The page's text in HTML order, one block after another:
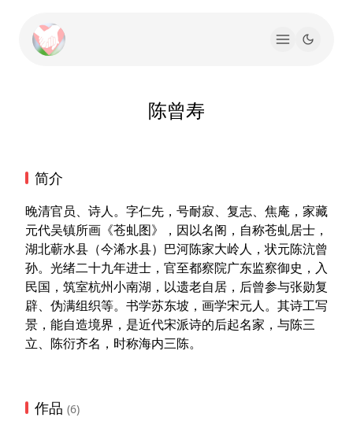
陈曾寿
简介
晚清官员、诗人。字仁先，号耐寂、复志、焦庵，家藏
元代吴镇所画《苍虬图》，因以名阁，自称苍虬居士，
湖北蕲水县（今浠水县）巴河陈家大岭人，状元陈沆曾
孙。光绪二十九年进士，官至都察院广东监察御史，入
民国，筑室杭州小南湖，以遗老自居，后曾参与张勋复
辟、伪满组织等。书学苏东坡，画学宋元人。其诗工写
景，能自造境界，是近代宋派诗的后起名家，与陈三
立、陈衍齐名，时称海内三陈。
作品 (6)